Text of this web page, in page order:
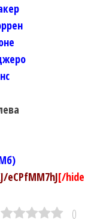
eCPfMM7hJ[/hide
0